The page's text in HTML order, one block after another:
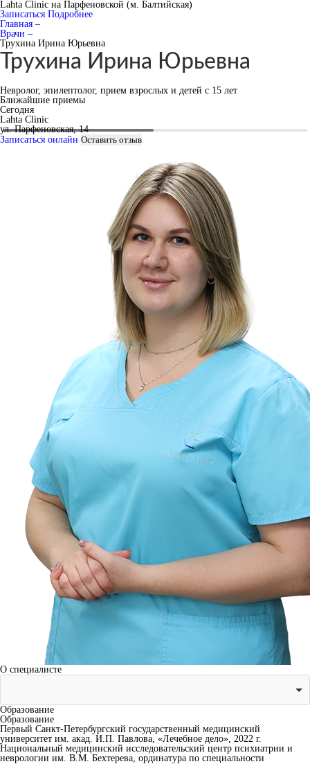
Lahta Clinic на Парфеновской (м. Балтийская)
Записаться Подробнее
Главная –
Врачи –
Трухина Ирина Юрьевна
Трухина Ирина Юрьевна
Невролог, эпилептолог, прием взрослых и детей с 15 лет
Ближайшие приемы
Сегодня
Lahta Clinic
ул. Парфеновская, 14
Записаться онлайн Оставить отзыв
О специалисте
Образование
Образование
Первый Санкт-Петербургский государственный медицинский
университет им. акад. И.П. Павлова, «Лечебное дело», 2022 г.
Национальный медицинский исследовательский центр психиатрии и
неврологии им. В.М. Бехтерева, ординатура по специальности